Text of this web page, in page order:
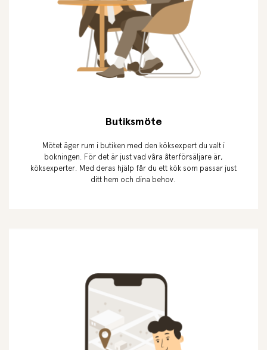
Butiksmöte
Mötet äger rum i butiken med den köksexpert du valt i
bokningen. För det är just vad våra återförsäljare är,
köksexperter. Med deras hjälp får du ett kök som passar just
ditt hem och dina behov.